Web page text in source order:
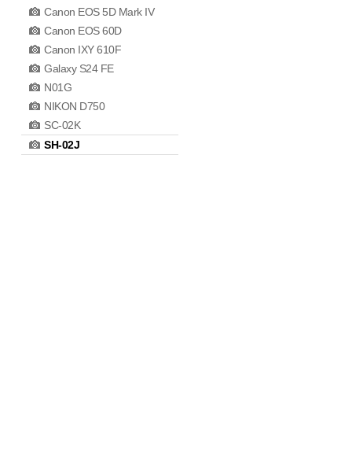
Canon EOS 5D Mark IV
Canon EOS 60D
Canon IXY 610F
Galaxy S24 FE
N01G
NIKON D750
SC-02K
SH-02J